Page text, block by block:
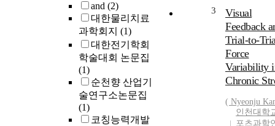
and (2)
대한물리치료
과학회지 (1)
대한전기학회
학술대회 논문집
(1)
순천향 산업기
술연구소논문집
(1)
코칭능력개발
3
Visual
Feedback
Trial-to-
Force
Variability
Chronic
( Nyeonju
인천대학
포츠과학